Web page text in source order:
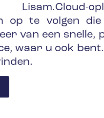
op te volgen
van een snelle,
waar u ook